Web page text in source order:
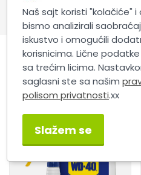
obrišite vlažnom krpom.
Slični
Naš sajt koristi "kolačiće"
bismo analizirali
iskustvo i omogućili
korisnicima. Lične
sa trećim licima.
saglasni ste sa našim
polisom privatnosti.xx
Slažem se